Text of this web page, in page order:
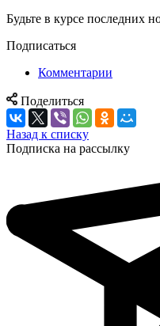
Будьте в курсе последних
Подписаться
Комментарии
Поделиться
Назад к списку
Подписка на рассылку